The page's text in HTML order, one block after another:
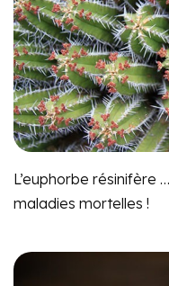
L’euphorbe résinifère
maladies mortelles !